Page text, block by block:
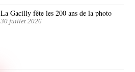
La Gacilly fête les 200 ans de la photo
30 juillet 2026